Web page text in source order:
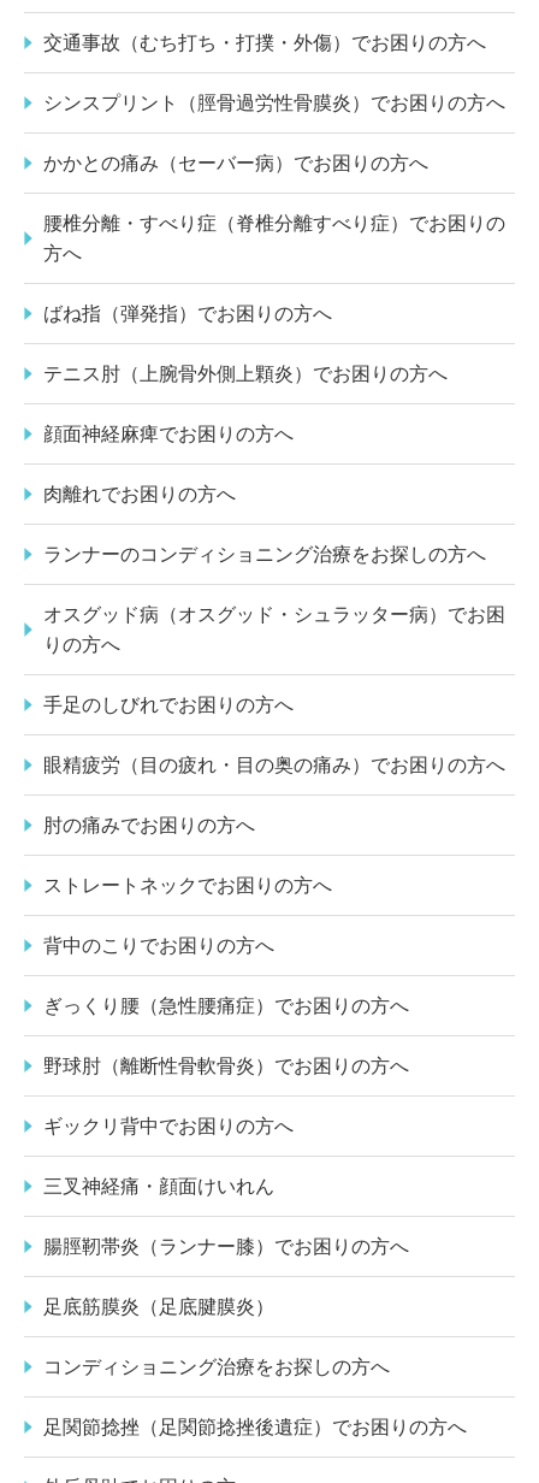
交通事故（むち打ち・打撲・外傷）でお困りの方へ
シンスプリント（脛骨過労性骨膜炎）でお困りの方へ
かかとの痛み（セーバー病）でお困りの方へ
腰椎分離・すべり症（脊椎分離すべり症）でお困りの
方へ
ばね指（弾発指）でお困りの方へ
テニス肘（上腕骨外側上顆炎）でお困りの方へ
顔面神経麻痺でお困りの方へ
肉離れでお困りの方へ
ランナーのコンディショニング治療をお探しの方へ
オスグッド病（オスグッド・シュラッター病）でお困
りの方へ
手足のしびれでお困りの方へ
眼精疲労（目の疲れ・目の奥の痛み）でお困りの方へ
肘の痛みでお困りの方へ
ストレートネックでお困りの方へ
背中のこりでお困りの方へ
ぎっくり腰（急性腰痛症）でお困りの方へ
野球肘（離断性骨軟骨炎）でお困りの方へ
ギックリ背中でお困りの方へ
三叉神経痛・顔面けいれん
腸脛靭帯炎（ランナー膝）でお困りの方へ
足底筋膜炎（足底腱膜炎）
コンディショニング治療をお探しの方へ
足関節捻挫（足関節捻挫後遺症）でお困りの方へ